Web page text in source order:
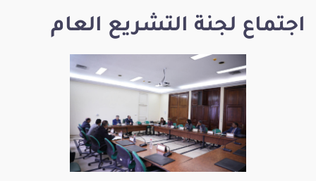
اجتماع لجنة التشريع العام